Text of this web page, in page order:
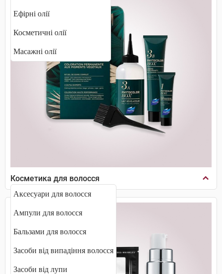
Ефірні олії
Косметичні олії
Масажні олії
Косметика для волосся
Аксесуари для волосся
Ампули для волосся
Бальзами для волосся
Засоби від випадіння волосся
Засоби від лупи